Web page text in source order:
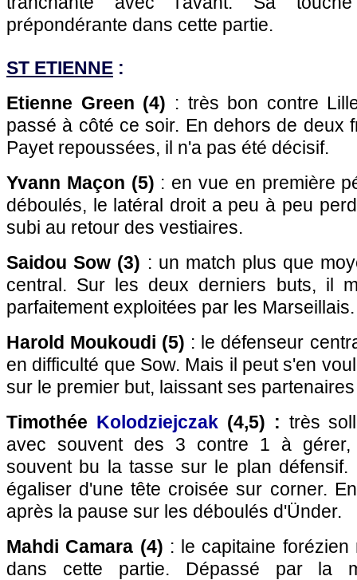
prépondérante dans cette partie.
ST ETIENNE :
Etienne Green (4) : très bon contre
passé à côté ce soir. En dehors de deux
Payet repoussées, il n'a pas été décisif.
Yvann Maçon (5) : en vue en première
déboulés, le latéral droit a peu à peu
subi au retour des vestiaires.
Saidou Sow (3) : un match plus que
central. Sur les deux derniers buts, il
parfaitement exploitées par les
Harold Moukoudi (5) : le défenseur
en difficulté que Sow. Mais il peut s'en
sur le premier but, laissant ses
Timothée Kolodziejczak(4,5) : très
avec souvent des 3 contre 1 à gérer,
souvent bu la tasse sur le plan
égaliser d'une tête croisée sur corner.
après la pause sur les déboulés d'Ünder.
Mahdi Camara (4) : le capitaine
dans cette partie. Dépassé par la